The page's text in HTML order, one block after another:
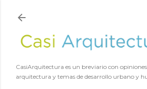
CasiArquitectura es un breviario con opiniones
arquitectura y temas de desarrollo urbano y